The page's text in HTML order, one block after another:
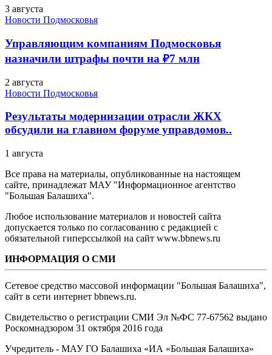
3 августа
Новости Подмосковья
Управляющим компаниям Подмосковья
назначили штрафы почти на ₽7 млн
2 августа
Новости Подмосковья
Результаты модернизации отрасли ЖКХ
обсудили на главном форуме управдомов..
1 августа
Все права на материалы, опубликованные на настоящем
сайте, принадлежат МАУ "Информационное агентство
"Большая Балашиха".
Любое использование материалов и новостей сайта
допускается только по согласованию с редакцией с
обязательной гиперссылкой на сайт www.bbnews.ru
ИНФОРМАЦИЯ О СМИ
Сетевое средство массовой информации "Большая Балашиха",
сайт в сети интернет bbnews.ru.
Свидетельство о регистрации СМИ Эл №ФС ‎77-67562 выдано
Роскомнадзором 31 октября 2016 года
Учредитель - МАУ ГО Балашиха «ИА «Большая Балашиха»